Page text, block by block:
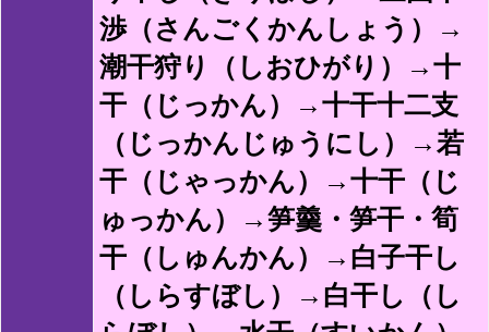
渉（さんごくかんしょう）→
潮干狩り（しおひがり）→十
干（じっかん）→十干十二支
（じっかんじゅうにし）→若
干（じゃっかん）→十干（じ
ゅっかん）→笋羹・笋干・筍
干（しゅんかん）→白子干し
（しらすぼし）→白干し（し